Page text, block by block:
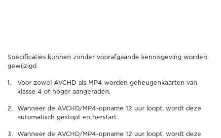
Specificaties kunnen zonder voorafgaande kennisgeving worden
gewijzigd
Voor zowel AVCHD als MP4 worden geheugenkaarten van
klasse 4 of hoger aangeraden.
Wanneer de AVCHD/MP4-opname 12 uur loopt, wordt deze
automatisch gestopt en herstart
Wanneer de AVCHD/MP4-opname 12 uur loopt, wordt deze